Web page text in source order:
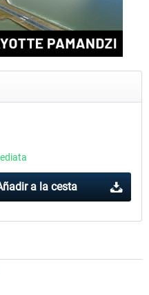
Aerosoft Airport Cologne/
a la cesta